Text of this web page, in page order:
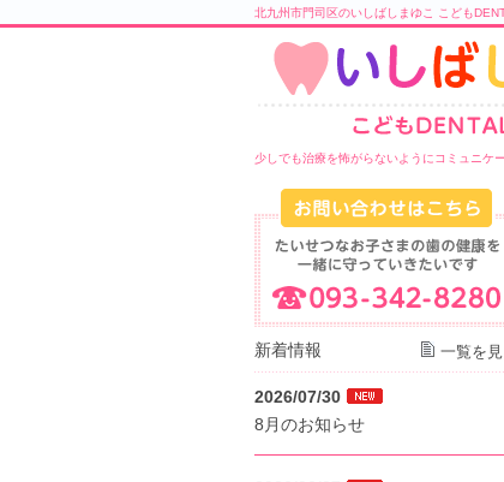
北九州市門司区のいしばしまゆこ こども
少しでも治療を怖がらないようにコミュニケ
新着情報 一覧を
2026/07/30
8月のお知らせ